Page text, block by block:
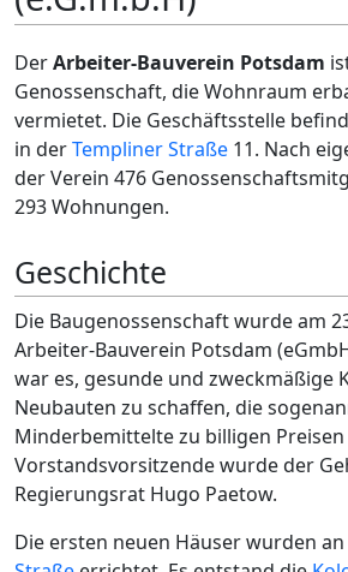
DerArbeiter-Bauverein Potsdam
Genossenschaft, die Wohnraum
vermietet. Die Geschäftsstelle
in derTempliner Straße 11. Nach
der Verein 476
293 Wohnungen.
Geschichte
Die Baugenossenschaft wurde am
Arbeiter-Bauverein Potsdam
war es, gesunde und zweckmäßige
Neubauten zu schaffen, die
Minderbemittelte zu billigen
Vorstandsvorsitzende wurde der
Regierungsrat Hugo Paetow.
Die ersten neuen Häuser wurden